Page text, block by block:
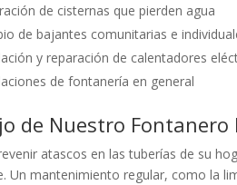
de cisternas que pierden agua
de bajantes comunitarias e
y reparación de calentadores
de fontanería en general
de Nuestro Fontanero
atascos en las tuberías de su
Un mantenimiento regular, como la